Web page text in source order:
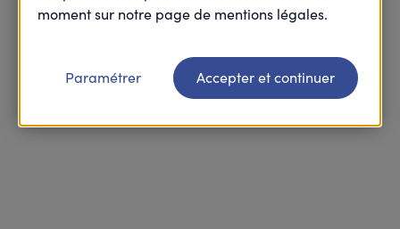
moment sur notre page de mentions légales.
Paramétrer Accepter et continuer